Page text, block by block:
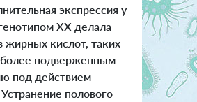
экспрессия у
XX делала
жирных кислот, таких
подверженным
под действием
полового